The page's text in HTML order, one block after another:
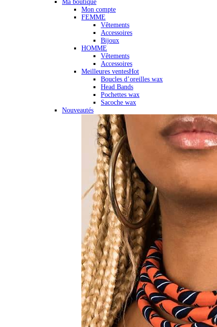
Ma boutique
Mon compte
FEMME
Vêtements
Accessoires
Bijoux
HOMME
Vêtements
Accessoires
Meilleures ventesHot
Boucles d’oreilles wax
Head Bands
Pochettes wax
Sacoche wax
Nouveautés